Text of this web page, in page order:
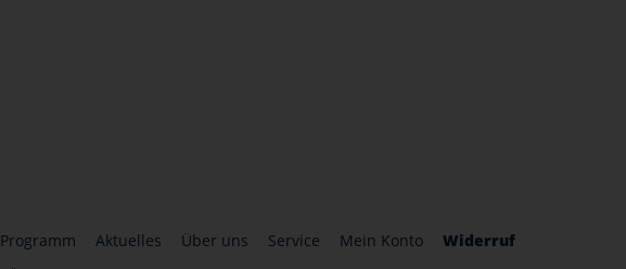
Programm Aktuelles Über uns Service Mein Konto Widerruf